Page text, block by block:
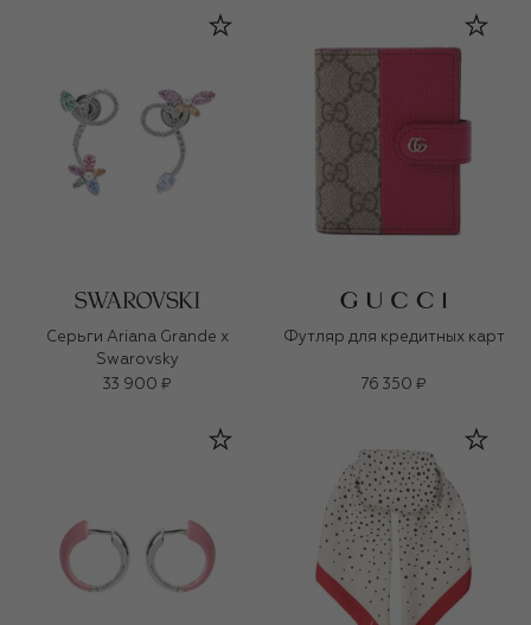
Серьги Ariana Grande x
Swarovsky
33 900 ₽
Футляр для кредитных карт
76 350 ₽